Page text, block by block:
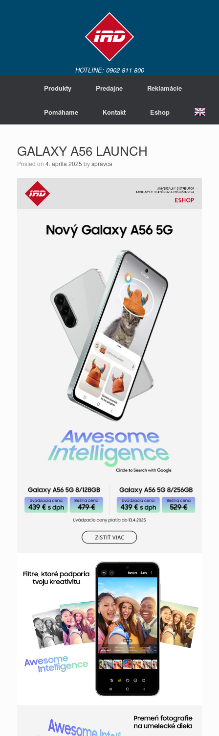
HOTLINE: 0902 811 800
Produkty
Predajne Reklamácie
Pomáhame Kontakt Eshop
GALAXY A56 LAUNCH
Posted on 4. apríla 2025 byspravca